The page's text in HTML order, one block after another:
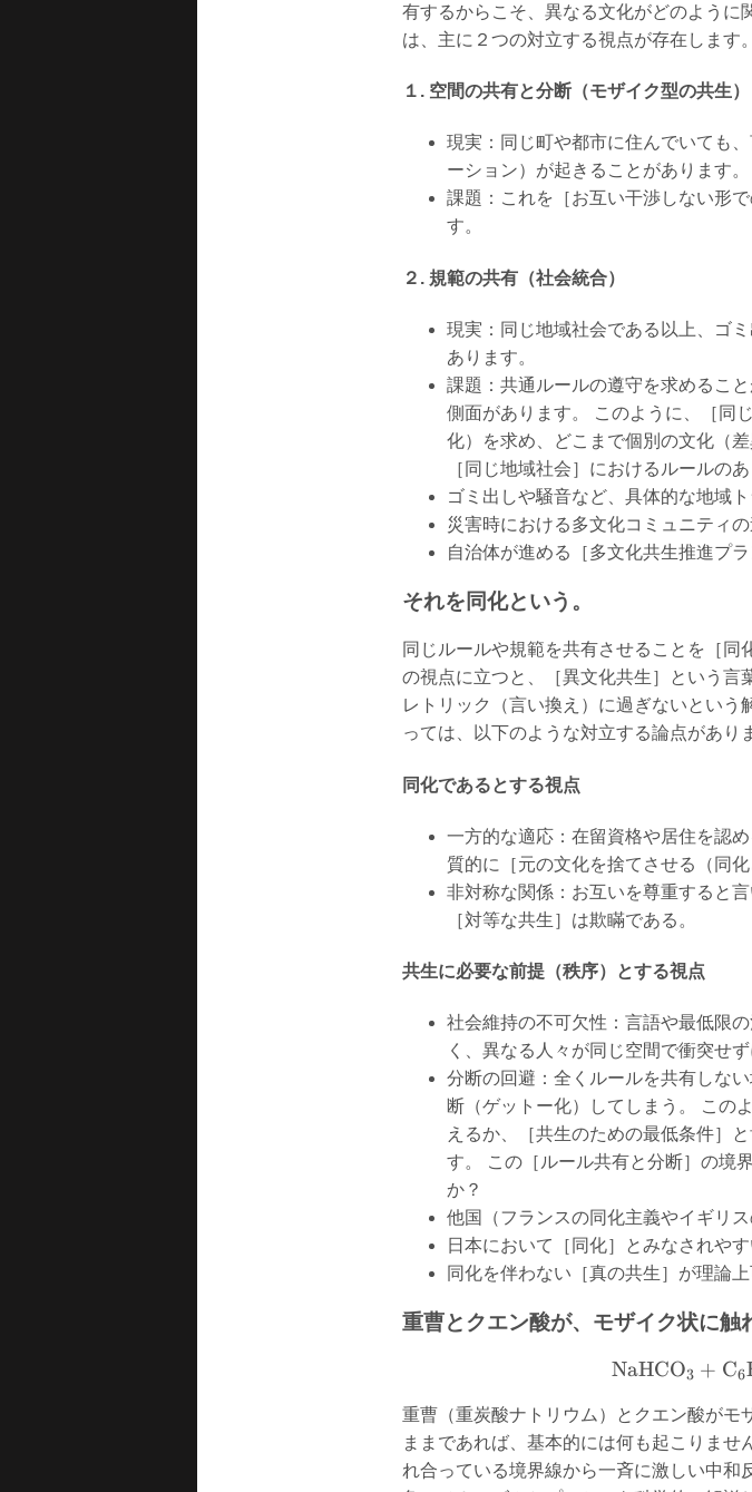
有するからこそ、異なる文化がどのように
は、主に２つの対立する視点が存在します。
１. 空間の共有と分断（モザイク型の共生）
現実：同じ町や都市に住んでいても
ーション）が起きることがあります。
課題：これを［お互い干渉しない形
す。
２. 規範の共有（社会統合）
現実：同じ地域社会である以上、ゴ
あります。
課題：共通ルールの遵守を求めるこ
側面があります。 このように、［同
化）を求め、どこまで個別の文化（
［同じ地域社会］におけるルールの
ゴミ出しや騒音など、具体的な地域
災害時における多文化コミュニティ
自治体が進める［多文化共生推進プ
それを同化という。
同じルールや規範を共有させることを［同
の視点に立つと、［異文化共生］という言
レトリック（言い換え）に過ぎないとい
っては、以下のような対立する論点があり
同化であるとする視点
一方的な適応：在留資格や居住を認
質的に［元の文化を捨てさせる（同化
非対称な関係：お互いを尊重すると
［対等な共生］は欺瞞である。
共生に必要な前提（秩序）とする視点
社会維持の不可欠性：言語や最低限
く、異なる人々が同じ空間で衝突せ
分断の回避：全くルールを共有しな
断（ゲットー化）してしまう。 この
えるか、［共生のための最低条件］
す。 この［ルール共有と分断］の境
か？
他国（フランスの同化主義やイギリ
日本において［同化］とみなされや
同化を伴わない［真の共生］が理論
重曹とクエン酸が、モザイク状に触
NaHCO3 + C6
重曹（重炭酸ナトリウム）とクエン酸がモ
ままであれば、基本的には何も起こりま
れ合っている境界線から一斉に激しい中和